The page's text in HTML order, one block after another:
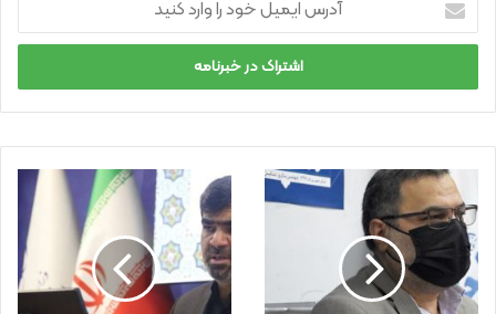
ر
ا
ی
خ
و
د
ر
ا